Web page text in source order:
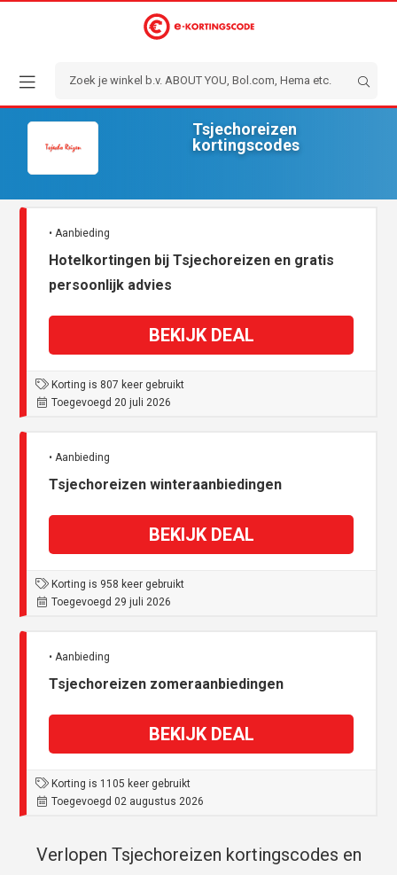
Tsjechoreizen
kortingscodes
• Aanbieding
Hotelkortingen bij Tsjechoreizen en gratis
persoonlijk advies
BEKIJK DEAL
Korting is 807 keer gebruikt
Toegevoegd 20 juli 2026
• Aanbieding
Tsjechoreizen winteraanbiedingen
BEKIJK DEAL
Korting is 958 keer gebruikt
Toegevoegd 29 juli 2026
• Aanbieding
Tsjechoreizen zomeraanbiedingen
BEKIJK DEAL
Korting is 1105 keer gebruikt
Toegevoegd 02 augustus 2026
Verlopen Tsjechoreizen kortingscodes en